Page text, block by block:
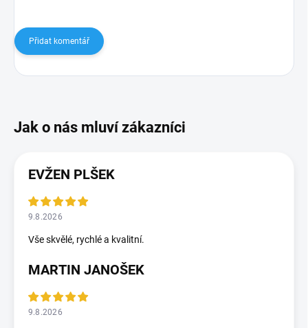
Přidat komentář
EVŽEN PLŠEK
9.8.2026
Vše skvělé, rychlé a kvalitní.
MARTIN JANOŠEK
9.8.2026